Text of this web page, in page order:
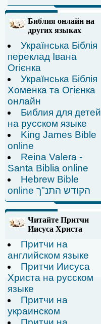
Библия онлайн на
других языках
Українська Біблія
переклад Івана
Огієнка
Українська Біблія
Хоменка та Огієнка
онлайн
Библия для детей
на русском языке
King James Bible
online
Reina Valera -
Santa Biblia online
Hebrew Bible
online הקודש התנ"ך
Читайте Притчи
Иисуса Христа
Притчи на
английском языке
Притчи Иисуса
Христа на русском
языке
Притчи на
украинском